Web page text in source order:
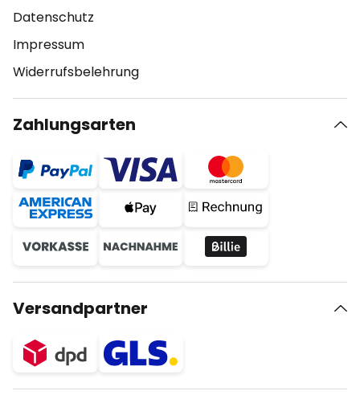
Datenschutz
Impressum
Widerrufsbelehrung
Zahlungsarten
Versandpartner